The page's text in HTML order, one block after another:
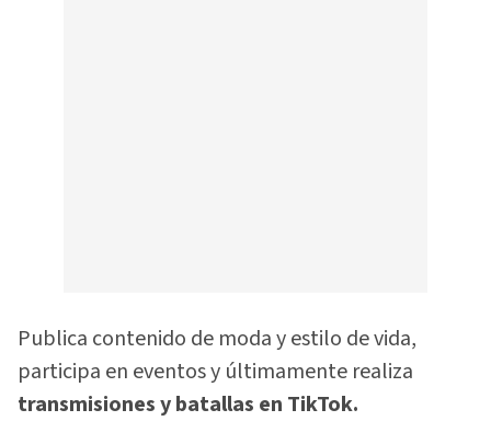
Publica contenido de moda y estilo de vida,
participa en eventos y últimamente realiza
transmisiones y batallas en TikTok.